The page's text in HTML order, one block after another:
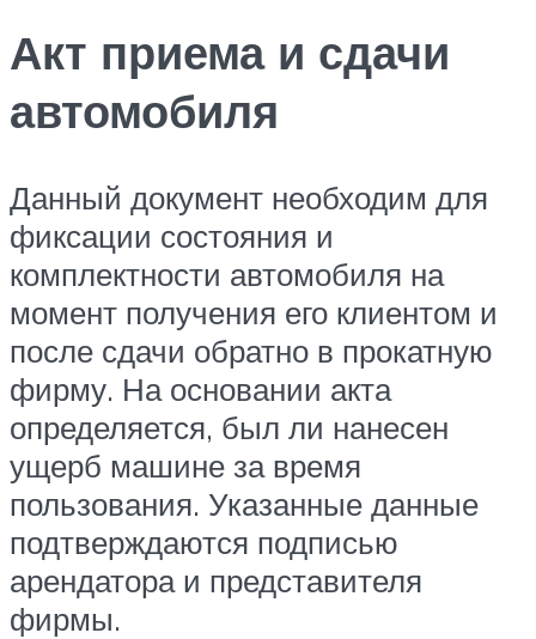
Акт приема и сдачи
автомобиля
Данный документ необходим для
фиксации состояния и
комплектности автомобиля на
момент получения его клиентом и
после сдачи обратно в прокатную
фирму. На основании акта
определяется, был ли нанесен
ущерб машине за время
пользования. Указанные данные
подтверждаются подписью
арендатора и представителя
фирмы.